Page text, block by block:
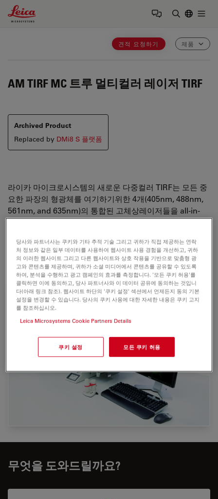
Leica Microsystems Logo
견적 요청하기 제품
AM TIRF MC 트루 멀티컬러 레이저 TIRF
Archived Product
Replaced by DMi8 S 플랫폼
라이카 마이크로시스템의 새로운 다중컬러 TIRF는 모든 중
요한 파장의 형광체를 여기하기위한 4개(405nm, 488nm,
561nm, and 635nm)의 통합된 고체상레이저들을 all-in-
one으로 제공합니다. 매우 짧은 스위치시간, 한 파장에서
고도의 동기화된 영상기록속도 등은 살아있는 세포내의 동
적인 과정을 연구하는 데에 새로운 지평을 열어줍니다.
무엇을 도와드릴까요?
당사와 파트너사는 쿠키와 기타 추적 기술 그리고 귀하가 직접 제공하는 연락
처 정보와 같은 일부 데이터를 사용하여 웹사이트 사용 경험을 개선하고, 귀하
의 이러한 웹사이트 그리고 다른 웹사이트와 상호 작용을 기반으로 맞춤형 광
고와 콘텐츠를 제공하며, 귀하가 소셜 미디어에서 콘텐츠를 공유할 수 있도록
하여, 분석을 수행하고 광고 캠페인의 효과를 측정합니다. '모든 쿠키 허용'를
클릭하면 이에 동의하고, 당사 파트너사와 이 데이터 공유에 동의하는 것입니
다(아래 링크 참조). 웹사이트 하단의 '쿠키 설정' 섹션에서 언제든지 동의 기본
설정을 변경할 수 있습니다. 당사의 쿠키 사용에 대한 자세한 내용은 쿠키 고지
를 참조하십시오.
Leica Microsystems Cookie Partners Details
쿠키 설정 모든 쿠키 허용